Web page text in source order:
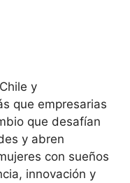
y
que empresarias
que desafían
y abren
con sueños
innovación y